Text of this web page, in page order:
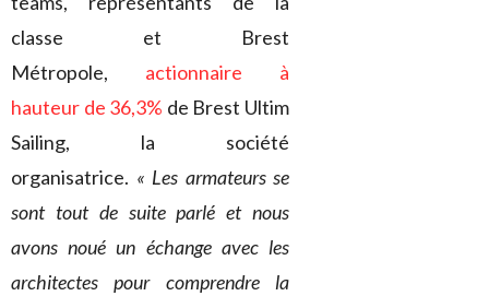
classe et Brest
Métropole, actionnaire à
hauteur de 36,3% de Brest Ultim
Sailing, la société
organisatrice. « Les armateurs se
sont tout de suite parlé et nous
avons noué un échange avec les
architectes pour comprendre la